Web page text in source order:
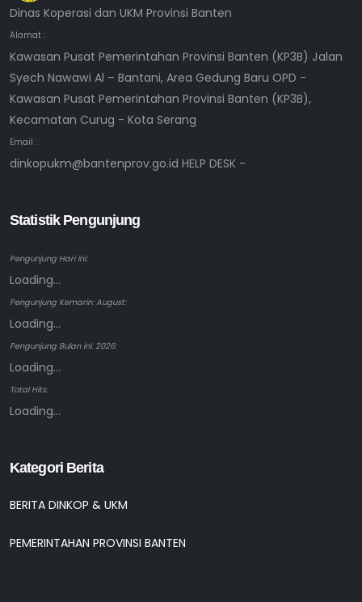
Dinas Koperasi dan UKM Provinsi Banten
Alamat :
Kawasan Pusat Pemerintahan Provinsi Banten (KP3B) Jalan
Syech Nawawi Al – Bantani, Area Gedung Baru OPD -
Kawasan Pusat Pemerintahan Provinsi Banten (KP3B),
Kecamatan Curug - Kota Serang
Email :
dinkopukm@bantenprov.go.id HELP DESK -
Statistik Pengunjung
Pengunjung Hari ini:
Loading...
Pengunjung Kemarin: August:
Loading...
Pengunjung Bulan ini: 2026:
Loading...
Total Hits:
Loading...
Kategori Berita
BERITA DINKOP & UKM
PEMERINTAHAN PROVINSI BANTEN